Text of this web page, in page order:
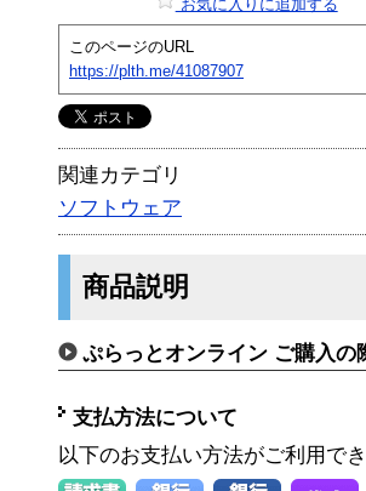
お気に入りに追加する
このページのURL
https://plth.me/41087907
関連カテゴリ
ソフトウェア
商品説明
ぷらっとオンライン ご購入の
支払方法について
以下のお支払い方法がご利用で